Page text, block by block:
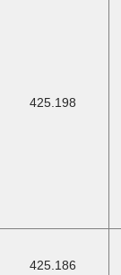
425.198
425.186